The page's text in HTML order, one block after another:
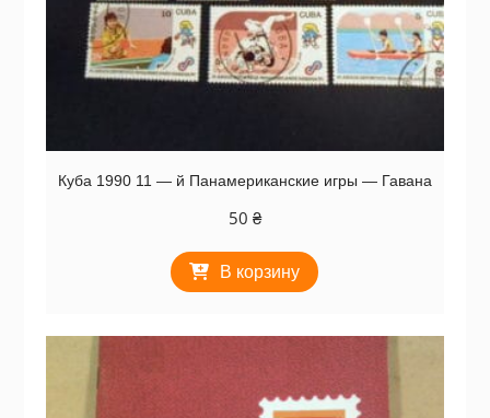
Куба 1990 11 — й Панамериканские игры — Гавана
50 ₴
В корзину